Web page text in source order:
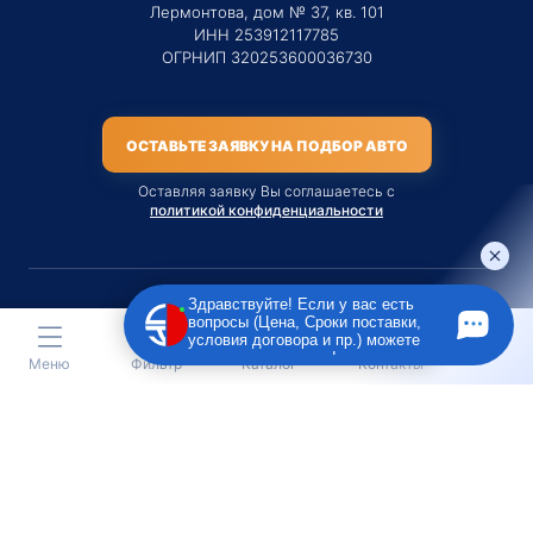
Лермонтова, дом № 37, кв. 101
ИНН 253912117785
ОГРНИП 320253600036730
ОСТАВЬТЕ ЗАЯВКУ НА ПОДБОР АВТО
Оставляя заявку Вы соглашаетесь с
политикой конфиденциальности
Материалы данного сайта являются публичной офертой
только на услугу сопровождения Агентом приобретения
транспортного средства Клиентом.
Меню Фильтр Каталог Контакты
Здравствуйте! Если у вас есть
вопросы (Цена, Сроки поставки,
условия договора и пр.) можете
задать их мне в чат!